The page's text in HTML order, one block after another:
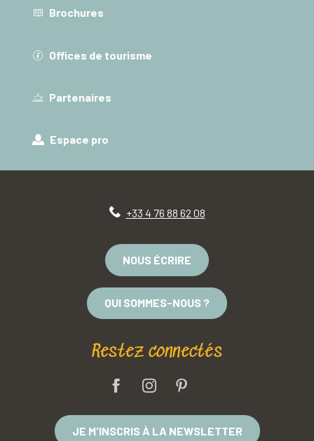
Brochures
Offices de tourisme
Partenaires
Espace pro
+33 4 76 88 62 08
NOUS ÉCRIRE
QUI SOMMES-NOUS ?
Restez connectés
JE M'INSCRIS À LA NEWSLETTER